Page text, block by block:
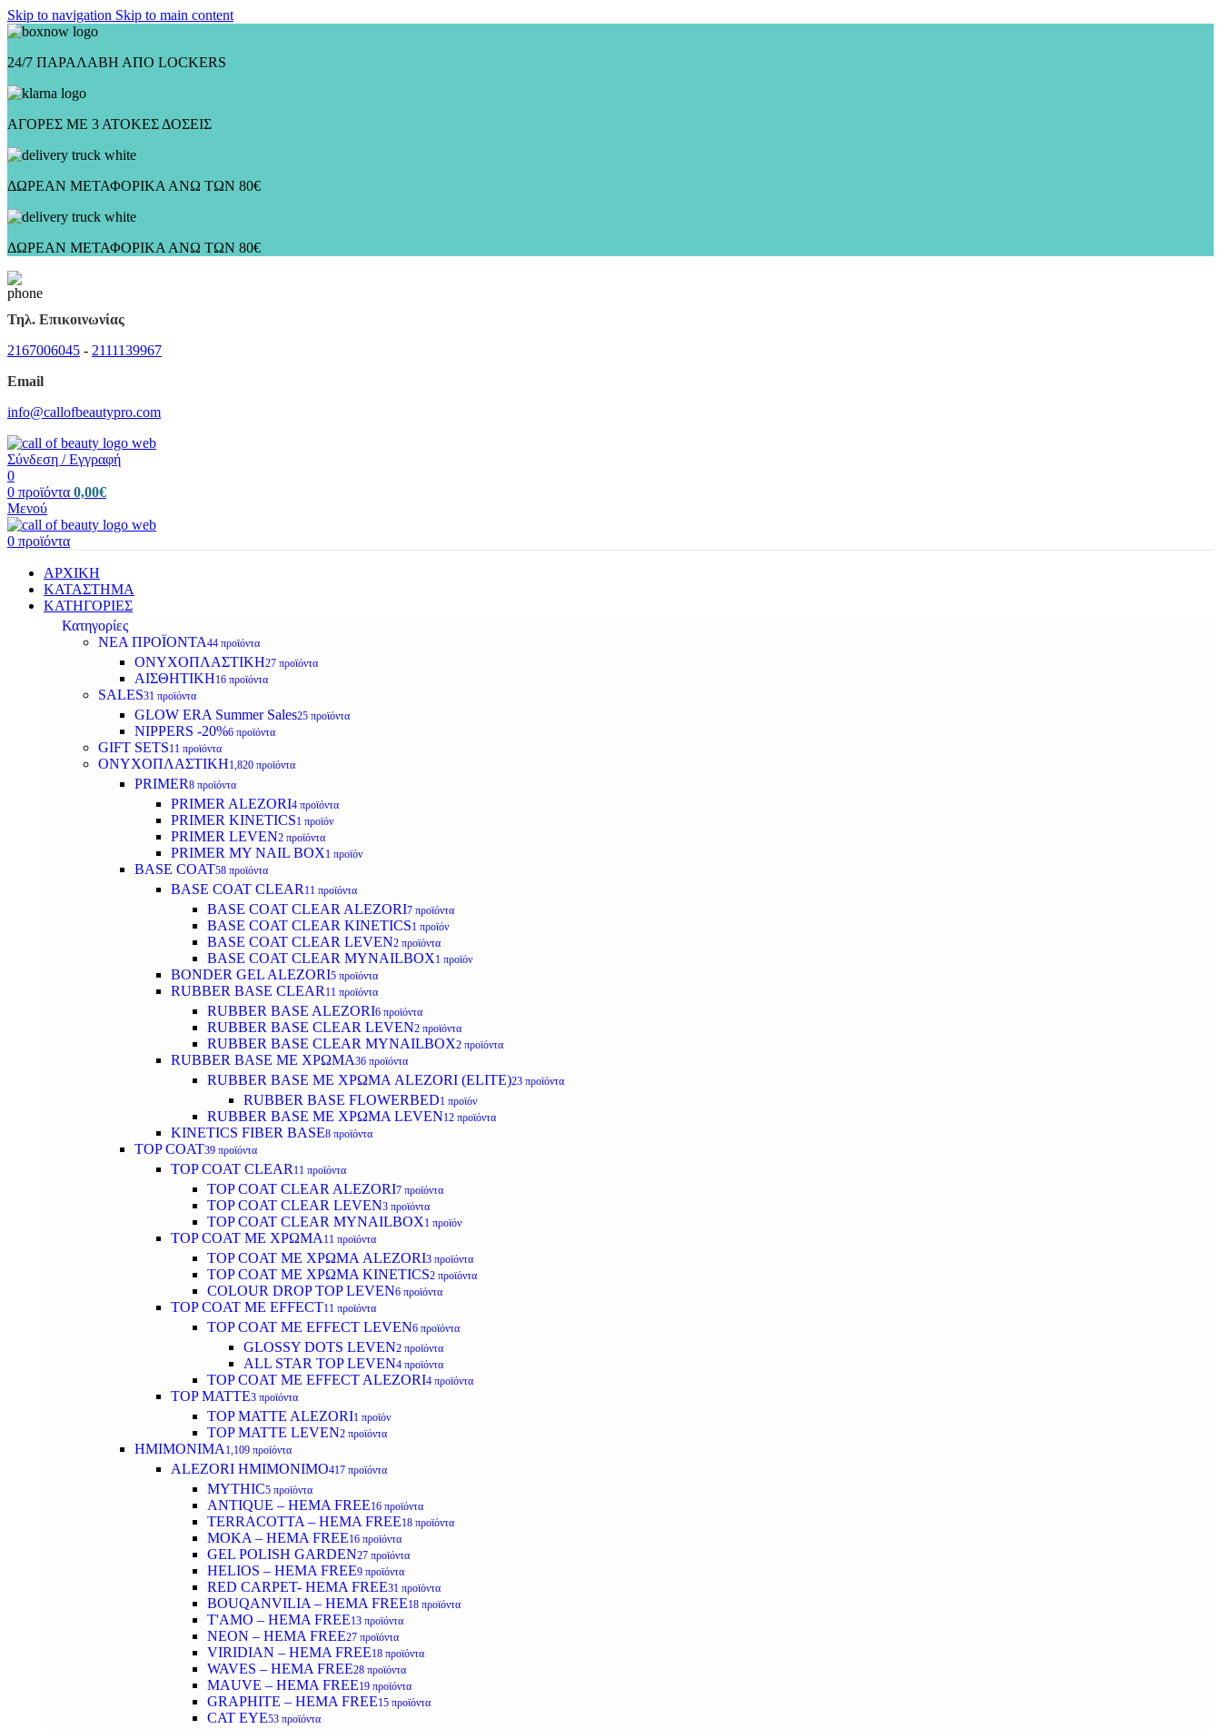
Skip to navigation Skip to main content
24/7 ΠΑΡΑΛΑΒΗ ΑΠΟ LOCKERS
ΑΓΟΡΕΣ ΜΕ 3 ΑΤΟΚΕΣ ΔΟΣΕΙΣ
ΔΩΡΕΑΝ ΜΕΤΑΦΟΡΙΚΑ ΑΝΩ ΤΩΝ 80€
ΔΩΡΕΑΝ ΜΕΤΑΦΟΡΙΚΑ ΑΝΩ ΤΩΝ 80€
Τηλ. Επικοινωνίας
2167006045 - 2111139967
Email
info@callofbeautypro.com
Σύνδεση / Εγγραφή
0
0 προϊόντα 0,00€
Μενού
0 προϊόντα
ΑΡΧΙΚΗ
ΚΑΤΑΣΤΗΜΑ
ΚΑΤΗΓΟΡΙΕΣ
Κατηγορίες
ΝΕΑ ΠΡΟΪΟΝΤΑ44 προϊόντα
ΟΝΥΧΟΠΛΑΣΤΙΚΗ27 προϊόντα
ΑΙΣΘΗΤΙΚΗ16 προϊόντα
SALES31 προϊόντα
GLOW ERA Summer Sales25 προϊόντα
NIPPERS -20%6 προϊόντα
GIFT SETS11 προϊόντα
ΟΝΥΧΟΠΛΑΣΤΙΚΗ1,820 προϊόντα
PRIMER8 προϊόντα
PRIMER ALEZORI4 προϊόντα
PRIMER KINETICS1 προϊόν
PRIMER LEVEN2 προϊόντα
PRIMER MY NAIL BOX1 προϊόν
BASE COAT58 προϊόντα
BASE COAT CLEAR 11 προϊόντα
BASE COAT CLEAR ALEZORI7 προϊόντα
BASE COAT CLEAR KINETICS1 προϊόν
BASE COAT CLEAR LEVEN2 προϊόντα
BASE COAT CLEAR MYNAILBOX1 προϊόν
BONDER GEL ALEZORI5 προϊόντα
RUBBER BASE CLEAR 11 προϊόντα
RUBBER BASE ALEZORI6 προϊόντα
RUBBER BASE CLEAR LEVEN2 προϊόντα
RUBBER BASE CLEAR MYNAILBOX2 προϊόντα
RUBBER BASE ΜΕ ΧΡΩΜΑ36 προϊόντα
RUBBER BASE ΜΕ ΧΡΩΜΑ ALEZORI (ELITE)23 προϊόντα
RUBBER BASE FLOWERBED1 προϊόν
RUBBER BASE ΜΕ ΧΡΩΜΑ LEVEN12 προϊόντα
KINETICS FIBER BASE8 προϊόντα
TOP COAT39 προϊόντα
TOP COAT CLEAR 11 προϊόντα
TOP COAT CLEAR ALEZORI7 προϊόντα
TOP COAT CLEAR LEVEN3 προϊόντα
TOP COAT CLEAR MYNAILBOX1 προϊόν
TOP COAT ΜΕ ΧΡΩΜΑ 11 προϊόντα
TOP COAT ΜΕ ΧΡΩΜΑ ALEZORI3 προϊόντα
TOP COAT ΜΕ ΧΡΩΜΑ KINETICS2 προϊόντα
COLOUR DROP TOP LEVEN6 προϊόντα
TOP COAT ΜΕ EFFECT11 προϊόντα
TOP COAT ME EFFECT LEVEN6 προϊόντα
GLOSSY DOTS LEVEN2 προϊόντα
ALL STAR TOP LEVEN4 προϊόντα
TOP COAT ME EFFECT ALEZORI4 προϊόντα
TOP MATTE3 προϊόντα
TOP MATTE ALEZORI1 προϊόν
TOP MATTE LEVEN2 προϊόντα
ΗΜΙΜΟΝΙΜΑ 1,109 προϊόντα
ALEZORI ΗΜΙΜΟΝΙΜΟ417 προϊόντα
MYTHIC5 προϊόντα
ANTIQUE – HEMA FREE16 προϊόντα
TERRACOTTA – HEMA FREE18 προϊόντα
MOKA – HEMA FREE16 προϊόντα
GEL POLISH GARDEN27 προϊόντα
HELIOS – HEMA FREE9 προϊόντα
RED CARPET- HEMA FREE31 προϊόντα
BOUQANVILIA – HEMA FREE18 προϊόντα
T'AMO – HEMA FREE13 προϊόντα
NEON – HEMA FREE27 προϊόντα
VIRIDIAN – HEMA FREE18 προϊόντα
WAVES – HEMA FREE28 προϊόντα
MAUVE – HEMA FREE19 προϊόντα
GRAPHITE – HEMA FREE15 προϊόντα
CAT EYE53 προϊόντα